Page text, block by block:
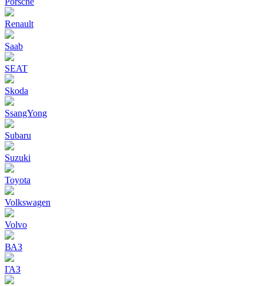
Renault
Saab
SEAT
Skoda
SsangYong
Subaru
Suzuki
Toyota
Volkswagen
Volvo
ВАЗ
ГАЗ